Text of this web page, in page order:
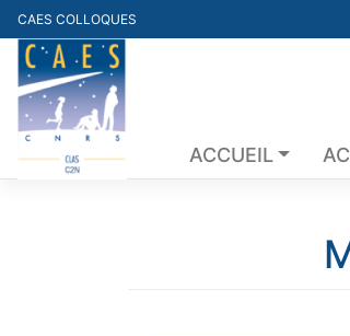
Skip
to
content
CAES COLLOQUES
ACCUEIL